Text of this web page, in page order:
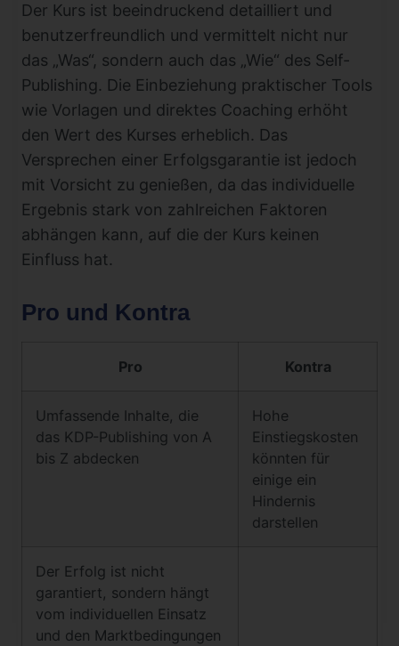
Der Kurs ist beeindruckend detailliert und
benutzerfreundlich und vermittelt nicht nur
das „Was“, sondern auch das „Wie“ des Self-
Publishing. Die Einbeziehung praktischer Tools
wie Vorlagen und direktes Coaching erhöht
den Wert des Kurses erheblich. Das
Versprechen einer Erfolgsgarantie ist jedoch
mit Vorsicht zu genießen, da das individuelle
Ergebnis stark von zahlreichen Faktoren
abhängen kann, auf die der Kurs keinen
Einfluss hat.
Pro und Kontra
Pro Kontra
Umfassende Inhalte, die
das KDP-Publishing von A
bis Z abdecken
Hohe
Einstiegskosten
könnten für
einige ein
Hindernis
darstellen
Der Erfolg ist nicht
garantiert, sondern hängt
vom individuellen Einsatz
und den Marktbedingungen